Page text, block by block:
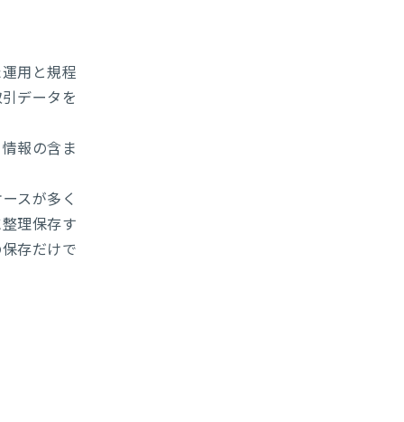
用と規程
データを
報の含ま
スが多く
理保存す
存だけで